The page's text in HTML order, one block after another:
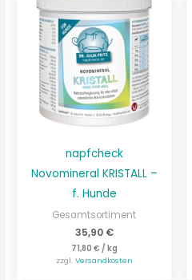
napfcheck
Novomineral KRISTALL –
f. Hunde
Gesamtsortiment
35,90 €
71,80 € / kg
zzgl. Versandkosten